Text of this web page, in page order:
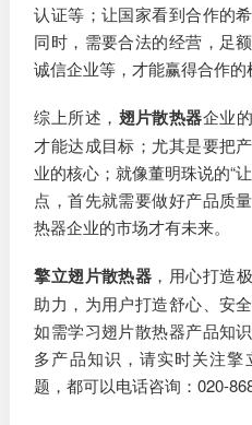
认证等；让国家看到合作的
同时，需要合法的经营，足
诚信企业等，才能赢得合作的
综上所述， 翅片散热器企业
才能达成目标；尤其是要把
业的核心；就像董明珠说的“
点，首先就需要做好产品质
热器企业的市场才有未来。
擎立翅片散热器 ，用心打造
助力，为用户打造舒心、安
如需学习翅片散热器产品知
多产品知识，请实时关注
题，都可以电话咨询：020-